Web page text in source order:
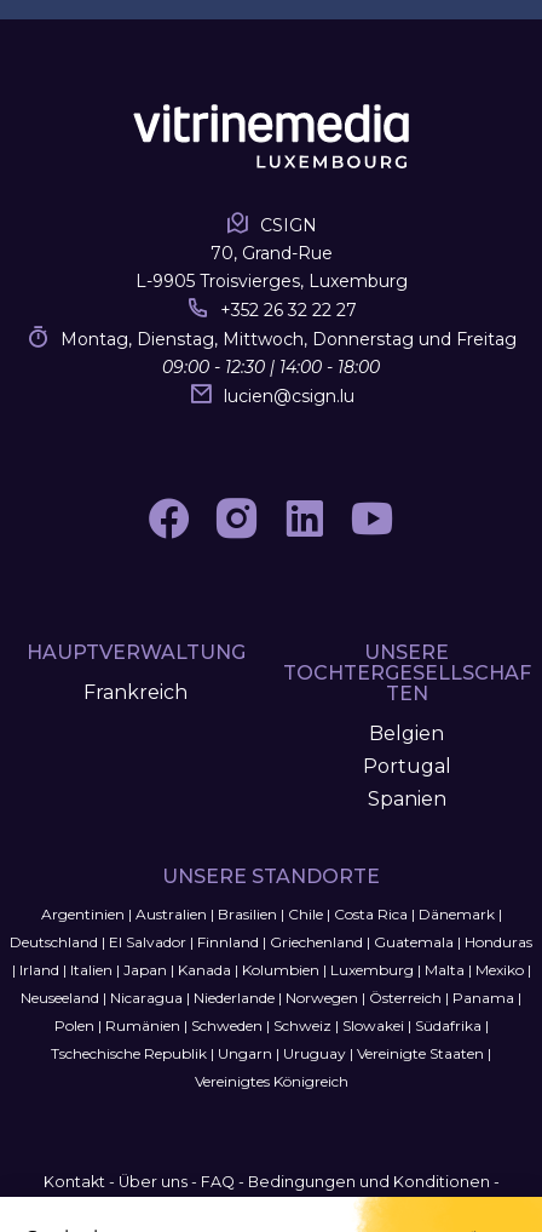
CSIGN
70, Grand-Rue
L-9905 Troisvierges, Luxemburg
+352 26 32 22 27
Montag, Dienstag, Mittwoch, Donnerstag und Freitag
09:00 - 12:30 | 14:00 - 18:00
lucien@csign.lu
HAUPTVERWALTUNG
Frankreich
UNSERE
TOCHTERGESELLSCHAF
TEN
Belgien
Portugal
Spanien
UNSERE STANDORTE
Argentinien | Australien | Brasilien | Chile| Costa Rica | Dänemark|
Deutschland | El Salvador | Finnland | Griechenland | Guatemala | Honduras
| Irland | Italien | Japan | Kanada | Kolumbien | Luxemburg | Malta | Mexiko|
Neuseeland | Nicaragua | Niederlande | Norwegen | Österreich | Panama |
Polen | Rumänien | Schweden | Schweiz | Slowakei | Südafrika |
Tschechische Republik | Ungarn | Uruguay | Vereinigte Staaten |
Vereinigtes Königreich
Kontakt- Über uns- FAQ - Bedingungen und Konditionen -
Sitemap